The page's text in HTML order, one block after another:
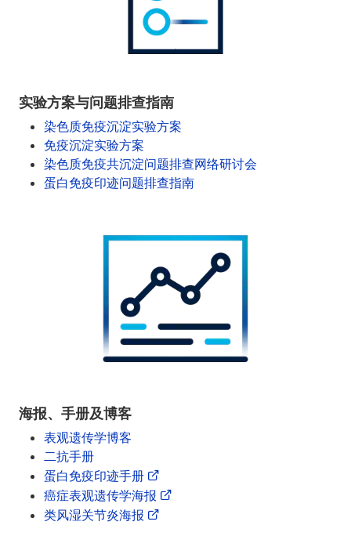
实验方案与问题排查指南
染色质免疫沉淀实验方案
免疫沉淀实验方案
染色质免疫共沉淀问题排查网络研讨会
蛋白免疫印迹问题排查指南
海报、手册及博客
表观遗传学博客
二抗手册
蛋白免疫印迹手册
癌症表观遗传学海报
类风湿关节炎海报